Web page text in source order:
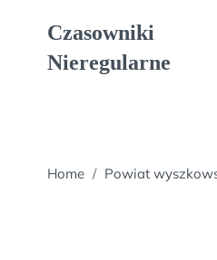
Czasowniki
Nieregularne
Home / Powiat